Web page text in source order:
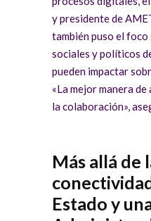
y presidente de
también puso el foco
sociales y políticos
pueden impactar
«La mejor manera
la colaboración»,
Más allá de
Estado y